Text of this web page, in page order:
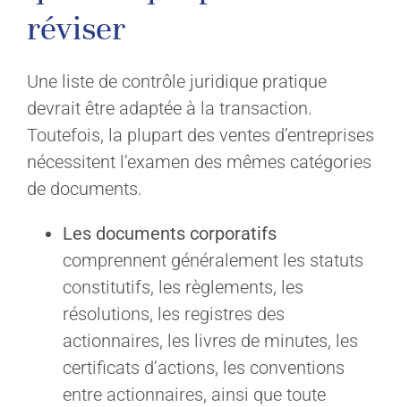
réviser
Une liste de contrôle juridique pratique
devrait être adaptée à la transaction.
Toutefois, la plupart des ventes d’entreprises
nécessitent l’examen des mêmes catégories
de documents.
Les documents corporatifs
comprennent généralement les statuts
constitutifs, les règlements, les
résolutions, les registres des
actionnaires, les livres de minutes, les
certificats d’actions, les conventions
entre actionnaires, ainsi que toute